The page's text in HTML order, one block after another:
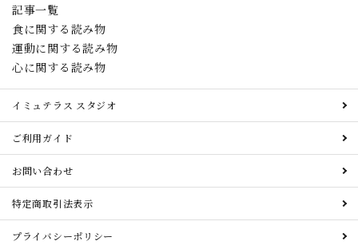
記事一覧
食に関する読み物
運動に関する読み物
心に関する読み物
イミュテラス スタジオ
ご利用ガイド
お問い合わせ
特定商取引法表示
プライバシーポリシー